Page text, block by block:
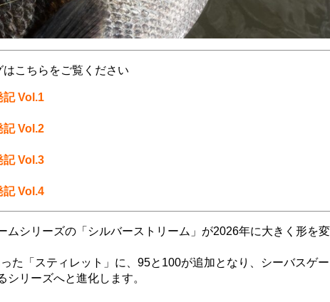
こちらをご覧ください
Vol.1
Vol.2
Vol.3
Vol.4
ムシリーズの「シルバーストリーム」が2026年に大きく形を
た「スティレット」に、95と100が追加となり、シーバスゲ
リーズへと進化します。